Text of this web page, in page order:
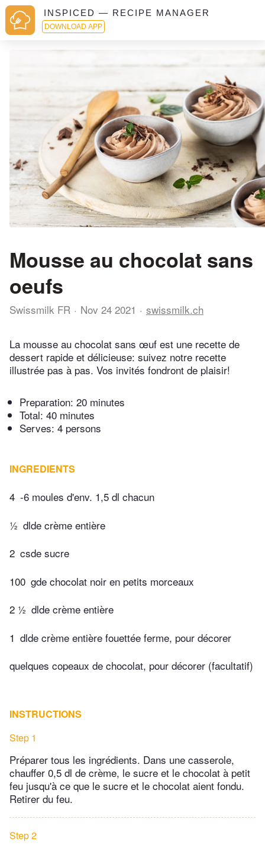
INSPICED — RECIPE MANAGER
DOWNLOAD APP
Mousse au chocolat sans
oeufs
Swissmilk FR Nov 24 2021 swissmilk.ch
La mousse au chocolat sans œuf est une recette de
dessert rapide et délicieuse: suivez notre recette
illustrée pas à pas. Vos invités fondront de plaisir!
Preparation: 20 minutes
Total: 40 minutes
Serves: 4 persons
INGREDIENTS
4 -6 moules d'env. 1,5 dl chacun
½ dlde crème entière
2 csde sucre
100 gde chocolat noir en petits morceaux
2 ½ dlde crème entière
1 dlde crème entière fouettée ferme, pour décorer
quelques copeaux de chocolat, pour décorer (facultatif)
INSTRUCTIONS
Step 1
Préparer tous les ingrédients. Dans une casserole,
chauffer 0,5 dl de crème, le sucre et le chocolat à petit
feu jusqu'à ce que le sucre et le chocolat aient fondu.
Retirer du feu.
Step 2